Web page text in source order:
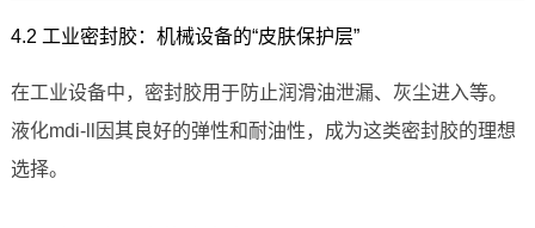
4.2 工业密封胶：机械设备的“皮肤保护层”
在工业设备中，密封胶用于防止润滑油泄漏、灰尘进入等。
液化mdi-ll因其良好的弹性和耐油性，成为这类密封胶的理想
选择。